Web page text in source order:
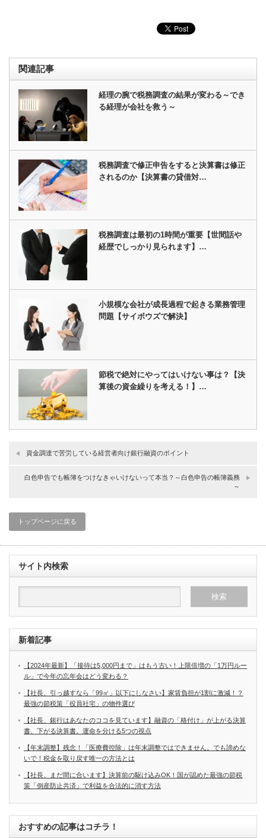
関連記事
経理の腕で税務調査の結果が変わる～でき
る経理が会社を救う～
税務調査で修正申告をすると決算書は修正
されるのか【決算書の貸借対…
税務調査は最初の1時間が重要【世間話や
経歴でしっかり見られます】…
小規模な会社が成長過程で起きる業務管理
問題【サイボウズで解決】
節税で絶対にやってはいけない事は？【決
算後の資金繰りを考える！】…
資金調達で苦労している経営者向け銀行融資のポイント
白色申告でも帳簿をつけなきゃいけないって本当？～白色申告の帳簿義務
～
トップページに戻る
サイト内検索
新着記事
【2024年最新】「接待は5,000円まで」はもう古い！上限倍増の「1万円ルー
ル」で今年の忘年会はどう変わる？
【社長、引っ越すなら「99㎡」以下にしなさい】家賃負担が1割に激減！？
最強の節税策「役員社宅」の物件選び
【社長、銀行はあなたのココを見ています】融資の「格付け」が上がる決算
書、下がる決算書。運命を分ける5つの視点
【年末調整】残念！「医療費控除」は年末調整ではできません。でも諦めな
いで！税金を取り戻す唯一の方法とは
【社長、まだ間に合います】決算前の駆け込みOK！国が認めた最強の節税
策「倒産防止共済」で利益を合法的に消す方法
おすすめの記事はコチラ！